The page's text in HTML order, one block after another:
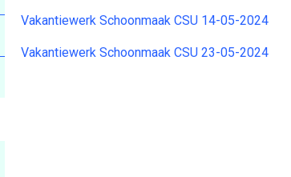
Vakantiewerk Schoonmaak CSU 14-05-2024
Vakantiewerk Schoonmaak CSU 23-05-2024